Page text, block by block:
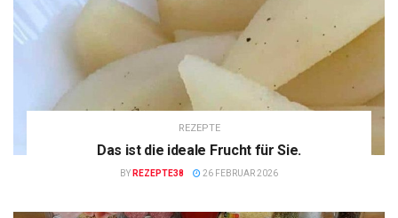
REZEPTE
Das ist die ideale Frucht für Sie.
BY REZEPTE38 26 FEBRUAR 2026